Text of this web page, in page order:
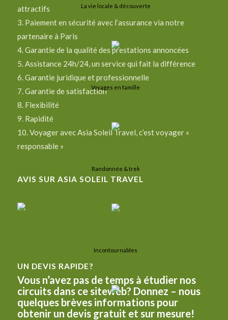
La vie locale & découverte
Voyages en famille
Randonnée & trek
Incontournables
attractifs
3. Paiement en sécurité avec l’assurance via notre
partenaire à Paris
4. Garantie de la qualité des prestations annoncées
5. Assistance 24h/24, un service qui fait la différence
6. Garantie juridique et professionnelle
7. Garantie de satisfaction
8. Flexibilité
9. Rapidité
10. Voyager avec Asia Soleil Travel, c’est voyager «
responsable »
AVIS SUR ASIA SOLEIL TRAVEL
UN DEVIS RAPIDE?
Vous n’avez pas de temps à étudier nos
circuits dans ce siteweb? Donnez – nous
quelques brèves informations pour
obtenir un devis gratuit et sur mesure!